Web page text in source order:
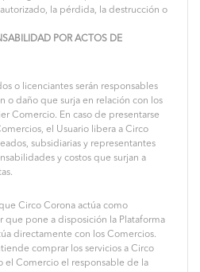
la pérdida, la destrucción o
POR ACTOS DE
o licenciantes serán responsables
o daño que surja en relación con los
Comercio. En caso de presentarse
el Usuario libera a Circo
subsidiarias y representantes
y costos que surjan a
Circo Corona actúa como
que pone a disposición la Plataforma
directamente con los Comercios.
comprar los servicios a Circo
el Comercio el responsable de la